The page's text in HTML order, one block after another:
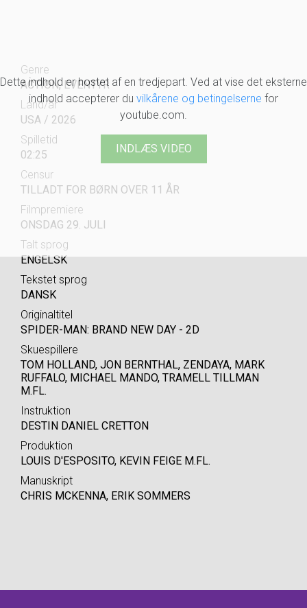
Dette indhold er hostet af en tredjepart. Ved at vise det eksterne
indhold accepterer du vilkårene og betingelserne for
youtube.com.
INDLÆS VIDEO
Genre
ACTION, EVENTYR
Land/år
USA / 2026
Spilletid
02:25
Censur
TILLADT FOR BØRN OVER 11 ÅR
Filmpremiere
ONSDAG 29. JULI
Talt sprog
ENGELSK
Tekstet sprog
DANSK
Originaltitel
SPIDER-MAN: BRAND NEW DAY - 2D
Skuespillere
TOM HOLLAND, JON BERNTHAL, ZENDAYA, MARK
RUFFALO, MICHAEL MANDO, TRAMELL TILLMAN
M.FL.
Instruktion
DESTIN DANIEL CRETTON
Produktion
LOUIS D'ESPOSITO, KEVIN FEIGE M.FL.
Manuskript
CHRIS MCKENNA, ERIK SOMMERS